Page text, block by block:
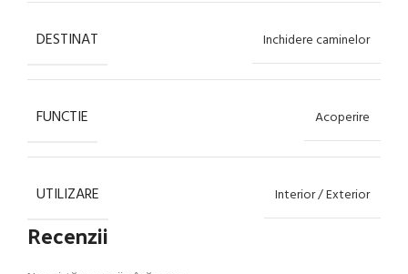
DESTINAT Inchidere caminelor
FUNCTIE Acoperire
UTILIZARE Interior / Exterior
Recenzii